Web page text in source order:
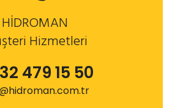
HİDROMAN
Hizmetleri
479 15 50